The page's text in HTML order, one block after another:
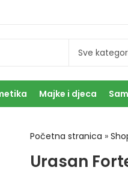
Majke i djeca
Početna stranica »
Urasan